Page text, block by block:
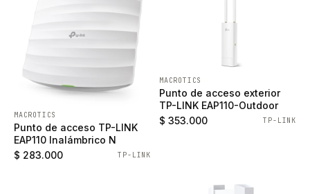
MACROTICS
Punto de acceso TP-LINK
EAP110 Inalámbrico N
$ 283.000
TP-LINK
MACROTICS
Punto de acceso exterior
TP-LINK EAP110-Outdoor
$ 353.000
TP-LINK